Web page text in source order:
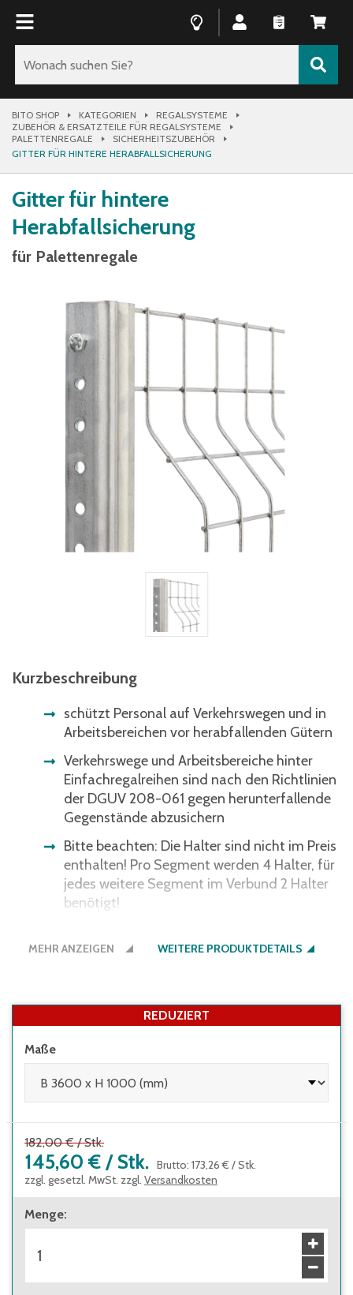
BITO SHOP KATEGORIEN
REGALSYSTEME
ZUBEHÖR & ERSATZTEILE FÜR REGALSYSTEME
PALETTENREGALE
SICHERHEITSZUBEHÖR
GITTER FÜR HINTERE HERABFALLSICHERUNG
Gitter für hintere
Herabfallsicherung
für Palettenregale
Kurzbeschreibung
schützt Personal auf Verkehrswegen und in
Arbeitsbereichen vor herabfallenden Gütern
Verkehrswege und Arbeitsbereiche hinter
Einfachregalreihen sind nach den Richtlinien
der DGUV 208-061 gegen herunterfallende
Gegenstände abzusichern
Bitte beachten: Die Halter sind nicht im Preis
enthalten! Pro Segment werden 4 Halter, für
jedes weitere Segment im Verbund 2 Halter
benötigt!
50 x 100 mm, im Bereich der
MEHR ANZEIGEN WEITERE PRODUKTDETAILS
REDUZIERT
Maße
182,00 € /Stk.
145,60 € / Stk. Brutto: 173,26 € /Stk.
zzgl. gesetzl. MwSt. zzgl. Versandkosten
Menge: